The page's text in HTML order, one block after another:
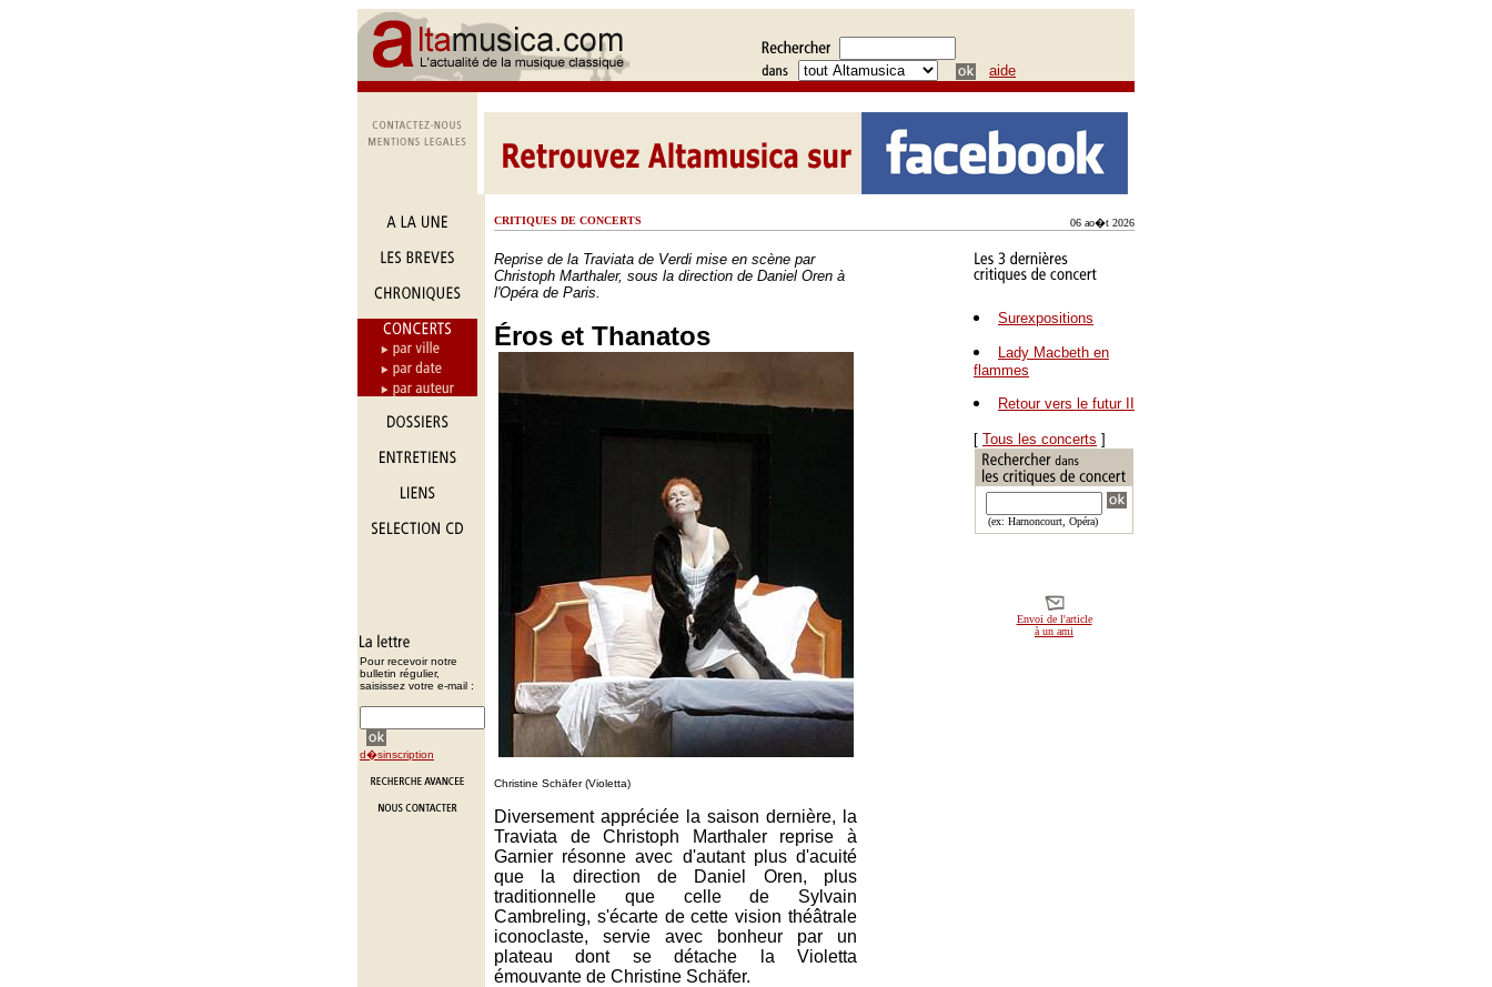
aide
Pour recevoir notre
bulletin régulier,
saisissez votre e-mail :
d�sinscription
CRITIQUES DE CONCERTS 06 ao�t 2026
Reprise de la Traviata de Verdi mise en scène par
Christoph Marthaler, sous la direction de Daniel Oren à
l'Opéra de Paris.
Éros et Thanatos
Christine Schäfer (Violetta)
Diversement appréciée la saison dernière, la
Traviata de Christoph Marthaler reprise à
Garnier résonne avec d'autant plus d'acuité
que la direction de Daniel Oren, plus
traditionnelle que celle de Sylvain
Cambreling, s'écarte de cette vision théâtrale
iconoclaste, servie avec bonheur par un
plateau dont se détache la Violetta
émouvante de Christine Schäfer.
Surexpositions
Lady Macbeth en
flammes
Retour vers le futur II
[ Tous les concerts ]
(ex: Harnoncourt, Opéra)
Envoi de l'article
à un ami